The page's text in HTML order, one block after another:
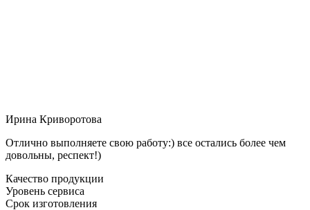
Ирина Криворотова
Отлично выполняете свою работу:) все остались более чем
довольны, респект!)
Качество продукции
Уровень сервиса
Срок изготовления